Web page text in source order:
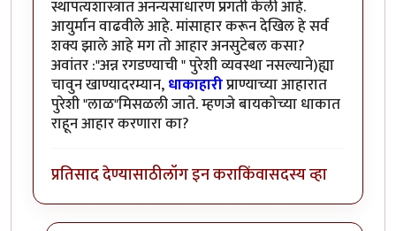
स्थापत्यशास्त्रात अनन्यसाधारण प्रगती केली आहे.
आयुर्मान वाढवीले आहे. मांसाहार करून देखिल हे सर्व
शक्य झाले आहे मग तो आहार अनसुटेबल कसा?
अवांतर :"अन्न रगडण्याची " पुरेशी व्यवस्था नसल्याने)ह्या
चावुन खाण्यादरम्यान,धाकाहारीप्राण्याच्या आहारात
पुरेशी "लाळ"मिसळली जाते. म्हणजे बायकोच्या धाकात
राहून आहार करणारा का?
प्रतिसाद देण्यासाठीलॉग इन कराकिंवासदस्य व्हा